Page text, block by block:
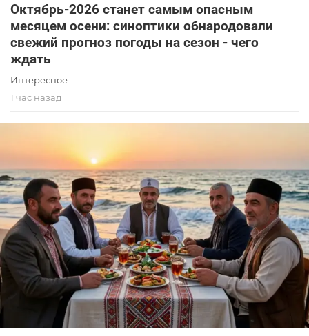
Октябрь-2026 станет самым опасным
месяцем осени: синоптики обнародовали
свежий прогноз погоды на сезон - чего
ждать
Интересное
1 час назад